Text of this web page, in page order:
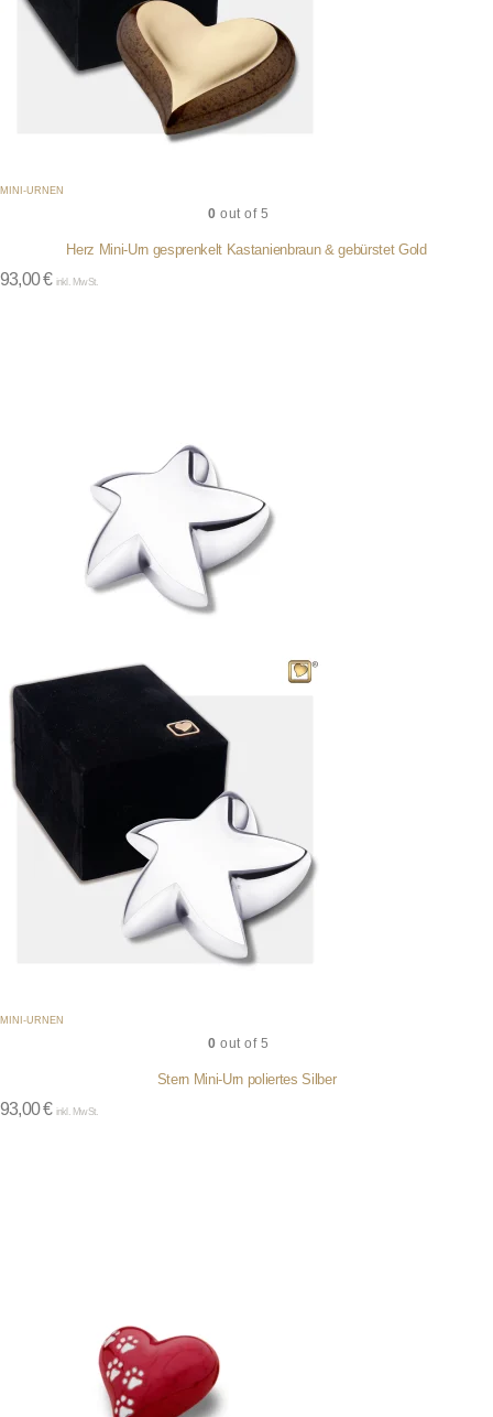
MINI-URNEN
0 out of 5
Herz Mini-Urn gesprenkelt Kastanienbraun & gebürstet Gold
93,00€ inkl. MwSt.
MINI-URNEN
0 out of 5
Stern Mini-Urn poliertes Silber
93,00€ inkl. MwSt.